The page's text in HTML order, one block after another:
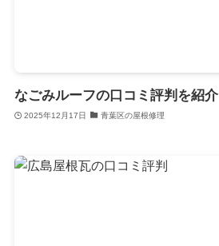
なごみルーフの口コミ評判を紹介
2025年12月17日 青葉区の屋根修理